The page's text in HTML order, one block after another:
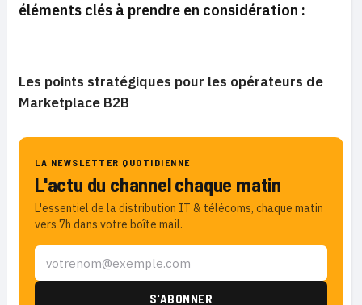
éléments clés à prendre en considération :
Les points stratégiques pour les opérateurs de
Marketplace B2B
LA NEWSLETTER QUOTIDIENNE
L'actu du channel chaque matin
L'essentiel de la distribution IT & télécoms, chaque matin
vers 7h dans votre boîte mail.